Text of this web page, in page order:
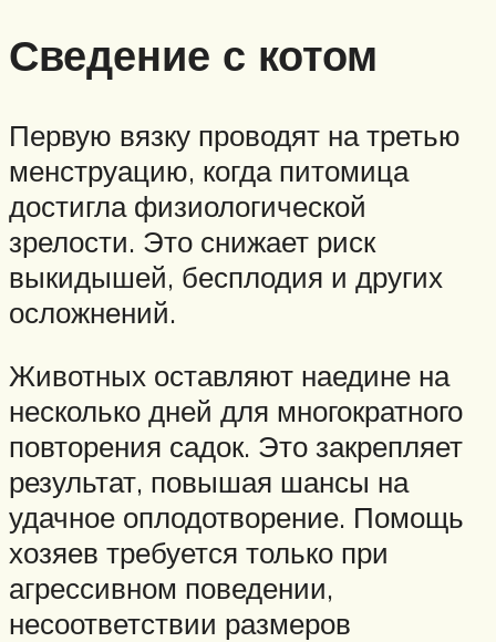
Сведение с котом
Первую вязку проводят на третью
менструацию, когда питомица
достигла физиологической
зрелости. Это снижает риск
выкидышей, бесплодия и других
осложнений.
Животных оставляют наедине на
несколько дней для многократного
повторения садок. Это закрепляет
результат, повышая шансы на
удачное оплодотворение. Помощь
хозяев требуется только при
агрессивном поведении,
несоответствии размеров